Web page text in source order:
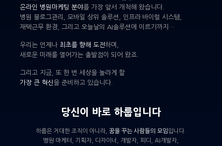
온라인 병원마케팅 분야를 가장 앞서 개척해 왔습니다.
병원 블로그관리, 모바일 상위 솔루션, 인프라·바이럴 시스템,
재택근무 환경, 그리고 오늘날의 AI솔루션에 이르기까지…
우리는 언제나 최초를 향해 도전하며,
새로운 미래를 열어가는 출발점이 되어 왔죠.
그리고 지금, 또 한 번 세상을 놀라게 할
가장 큰 혁신을 준비하고 있습니다.
당신이 바로 하룹입니다
하룹은 거대한 조직이 아니라, 꿈을 꾸는 사람들의 모임입니다.
병원 마케터, 기획자, 디자이너, 개발자, 피디, AI개발자,